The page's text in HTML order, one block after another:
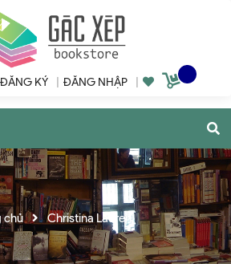
ĐĂNG KÝ ĐĂNG NHẬP
chủ Christina Lauren